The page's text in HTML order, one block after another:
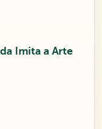
Imita a Arte